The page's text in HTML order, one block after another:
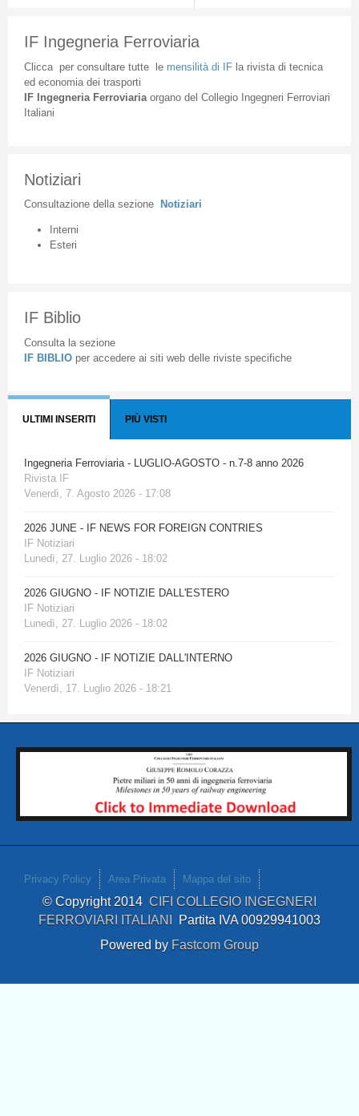
IF Ingegneria Ferroviaria
Cliccaper consultare tuttele mensilità di IFla rivista di tecnica
ed economia dei trasporti
IF Ingegneria Ferroviaria organodel Collegio Ingegneri Ferroviari
Italiani
Notiziari
Consultazione della sezione Notiziari
Interni
Esteri
IF Biblio
Consulta la sezione
IF BIBLIO per accedere ai siti web delle riviste specifiche
ULTIMI INSERITI PIÙ VISTI
Ingegneria Ferroviaria - LUGLIO-AGOSTO - n.7-8 anno 2026
Rivista IF
Venerdì, 7. Agosto 2026 - 17:08
2026 JUNE - IF NEWS FOR FOREIGN CONTRIES
IF Notiziari
Lunedì, 27. Luglio 2026 - 18:02
2026 GIUGNO - IF NOTIZIE DALL'ESTERO
IF Notiziari
Lunedì, 27. Luglio 2026 - 18:02
2026 GIUGNO - IF NOTIZIE DALL'INTERNO
IF Notiziari
Venerdì, 17. Luglio 2026 - 18:21
Privacy Policy Area Privata Mappa del sito
© Copyright 2014 CIFI COLLEGIO INGEGNERI
FERROVIARI ITALIANI Partita IVA 00929941003
Powered by Fastcom Group